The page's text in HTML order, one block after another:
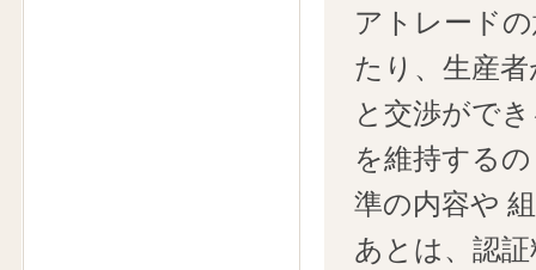
アトレード
たり、生産
と交渉がで
を維持する
準の内容や
あとは、認